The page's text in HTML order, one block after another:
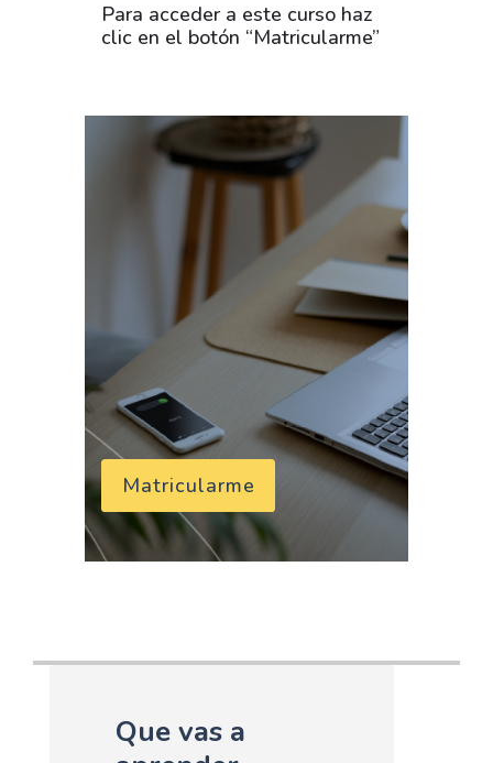
Para acceder a este curso haz
clic en el botón “Matricularme”
Matricularme
Que vas a